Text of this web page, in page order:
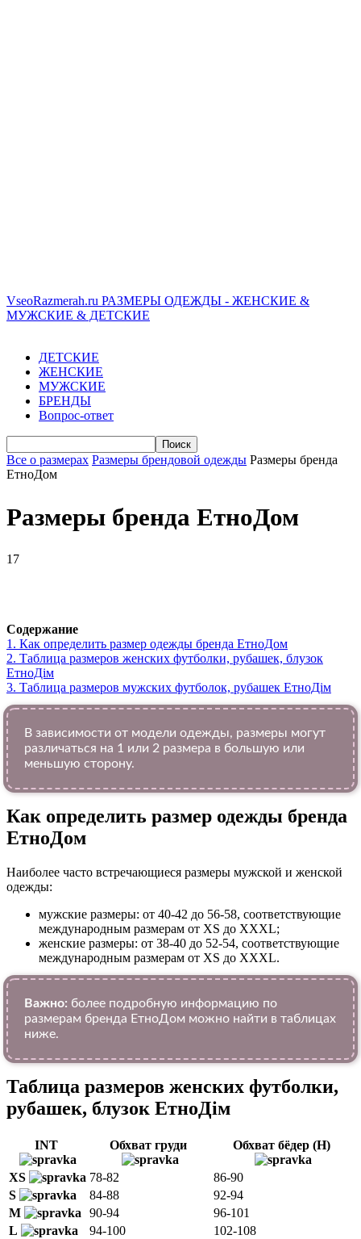
VseoRazmerah.ru РАЗМЕРЫ ОДЕЖДЫ - ЖЕНСКИЕ &
МУЖСКИЕ & ДЕТСКИЕ
ДЕТСКИЕ
ЖЕНСКИЕ
МУЖСКИЕ
БРЕНДЫ
Вопрос-ответ
Все о размерах Размеры брендовой одежды Размеры бренда
ЕтноДом
Размеры бренда ЕтноДом
17
Содержание
1. Как определить размер одежды брендa ЕтноДом
2. Таблица размеров женских футболки, рубашек, блузок
ЕтноДім
3. Таблица размеров мужских футболок, рубашек ЕтноДім
В зависимости от модели одежды, размеры могут
различаться на 1 или 2 размера в большую или
меньшую сторону.
Как определить размер одежды брендa
ЕтноДом
Наиболее часто встречающиеся размеры мужской и женской
одежды:
мужские размеры: от 40-42 до 56-58, соответствующие
международным размерам от XS до XXXL;
женские размеры: от 38-40 до 52-54, соответствующие
международным размерам от XS до XXXL.
Важно: более подробную информацию по
размерам бренда ЕтноДом можно найти в таблицах
ниже.
Таблица размеров женских футболки,
рубашек, блузок ЕтноДім
INT Обхват груди Обхват бёдер (H)
XS 78-82
86-90
S
84-88
92-94
M
90-94
96-101
L
94-100
102-108